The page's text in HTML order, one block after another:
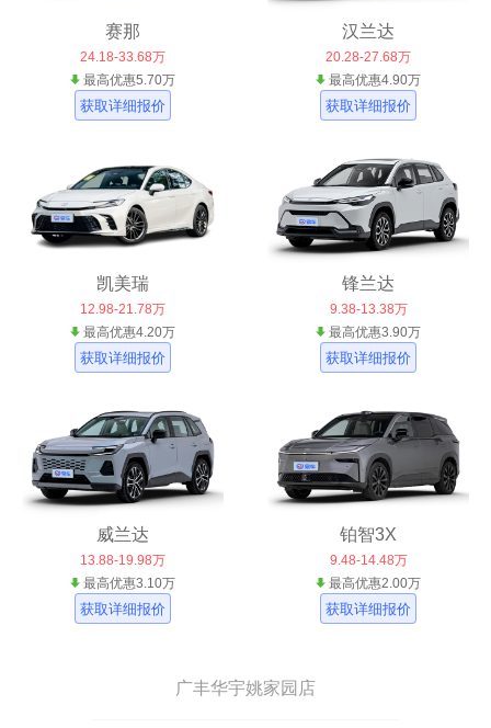
赛那
24.18-33.68万
最高优惠5.70万
获取详细报价
汉兰达
20.28-27.68万
最高优惠4.90万
获取详细报价
凯美瑞
12.98-21.78万
最高优惠4.20万
获取详细报价
锋兰达
9.38-13.38万
最高优惠3.90万
获取详细报价
威兰达
13.88-19.98万
最高优惠3.10万
获取详细报价
铂智3X
9.48-14.48万
最高优惠2.00万
获取详细报价
广丰华宇姚家园店